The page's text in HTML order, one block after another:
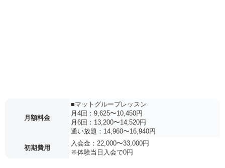
月額料金
■マットグループレッスン
月4回：9,625〜10,450円
月6回：13,200〜14,520円
通い放題：14,960〜16,940円
初期費用
入会金：22,000〜33,000円
※体験当日入会で0円